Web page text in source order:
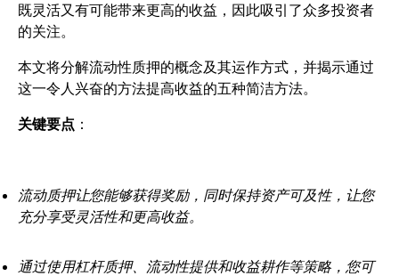
既灵活又有可能带来更高的收益，因此吸引了众多投资者
的关注。
本文将分解流动性质押的概念及其运作方式，并揭示通过
这一令人兴奋的方法提高收益的五种简洁方法。
关键要点 ：
流动质押让您能够获得奖励，同时保持资产可及性，让您
充分享受灵活性和更高收益。
通过使用杠杆质押、流动性提供和收益耕作等策略，您可